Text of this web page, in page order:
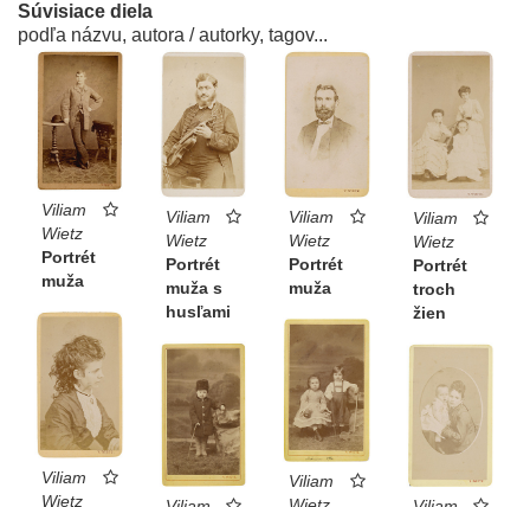
Súvisiace diela
podľa názvu, autora / autorky, tagov...
Viliam
Wietz
Portrét
muža
Viliam
Wietz
Portrét
muža s
husľami
Viliam
Wietz
Portrét
muža
Viliam
Wietz
Portrét
troch
žien
Viliam
Wietz
Viliam